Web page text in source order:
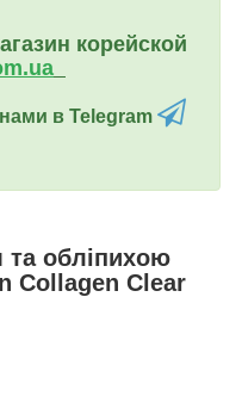
корейской
в Telegram
та обліпихою
Collagen Clear